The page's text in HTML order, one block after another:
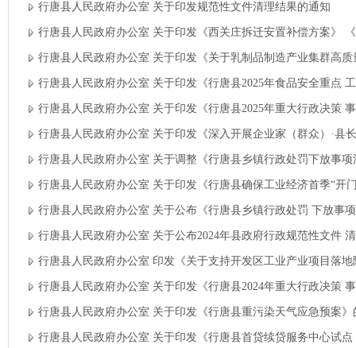
行唐县人民政府办公室 关于印发规范性文件清理结果的通知
行唐县人民政府办公室 关于印发《西关庄拆迁安置补偿方案》
行唐县人民政府办公室 关于印发《关于乳制品制造产业集群高
行唐县人民政府办公室 关于印发《行唐县2025年食品安全重点
行唐县人民政府办公室 关于印发《行唐县2025年重大行政决策
行唐县人民政府办公室 关于印发《深入开展企业家（群众）·县
行唐县人民政府办公室 关于调整《行唐县乡镇行政处罚下放事
行唐县人民政府办公室 关于印发《行唐县确保工业经济首季“开
行唐县人民政府办公室 关于公布《行唐县乡镇行政处罚 下放事
行唐县人民政府办公室 关于公布2024年县政府行政规范性文件
行唐县人民政府办公室 印发《关于支持开发区工业产业项目落
行唐县人民政府办公室 关于印发《行唐县2024年重大行政决策
行唐县人民政府办公室 关于印发《行唐县重污染天气应急预案
行唐县人民政府办公室 关于印发《行唐县首贷续贷服务中心试